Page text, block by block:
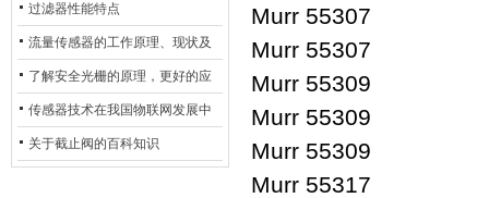
过滤器性能特点
流量传感器的工作原理、现状及
其发展前景
了解安全光栅的原理，更好的应
用安全光栅
传感器技术在我国物联网发展中
的地位*
关于截止阀的百科知识
Murr 55307
Murr 55307
Murr 55309
Murr 55309
Murr 55309
Murr 55317